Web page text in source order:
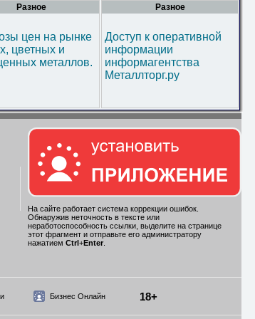
Разное
цен на рынке
цветных и
металлов.
Разное
Доступ к оперативной
информации
информагентства
Металлторг.ру
На сайте работает система коррекции ошибок.
Обнаружив неточность в тексте или
неработоспособность ссылки, выделите на странице
этот фрагмент и отправьте его администратору
нажатием Ctrl +Enter.
Бизнес Онлайн 18+